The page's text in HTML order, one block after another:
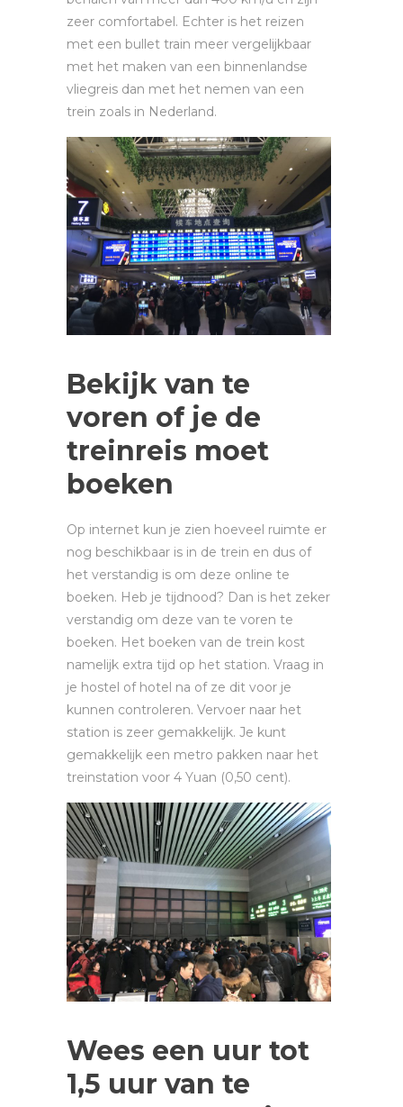
zeer comfortabel. Echter is het reizen
met een bullet train meer vergelijkbaar
met het maken van een binnenlandse
vliegreis dan met het nemen van een
trein zoals in Nederland.
Bekijk van te
voren of je de
treinreis moet
boeken
Op internet kun je zien hoeveel ruimte er
nog beschikbaar is in de trein en dus of
het verstandig is om deze online te
boeken. Heb je tijdnood? Dan is het zeker
verstandig om deze van te voren te
boeken. Het boeken van de trein kost
namelijk extra tijd op het station. Vraag in
je hostel of hotel na of ze dit voor je
kunnen controleren. Vervoer naar het
station is zeer gemakkelijk. Je kunt
gemakkelijk een metro pakken naar het
treinstation voor 4 Yuan (0,50 cent).
Wees een uur tot
1,5 uur van te